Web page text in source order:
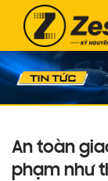
An toàn
phạm như